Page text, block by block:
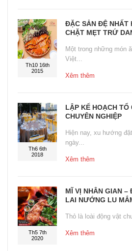
Th10 16th
2015
ĐẶC SẢN ĐỆ NHẤT
CHẶT MẸT TRỨ
Một trong những món
Việt...
Xêm thêm
Th6 6th
2018
LẬP KẾ HOẠCH
CHUYÊN NGHIỆP
Hiện nay, xu hướng
ngày...
Xêm thêm
Th5 7th
2020
MĨ VỊ NHÂN GIAN –
LAI NƯỚNG LU
Thỏ là loài động vật
Xêm thêm